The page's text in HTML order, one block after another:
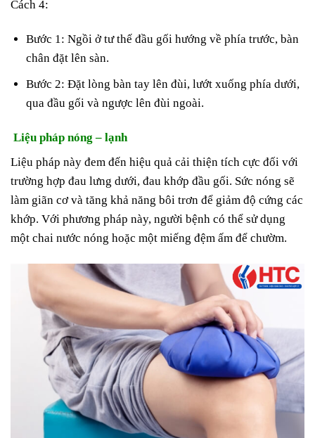
Cách 4:
Bước 1: Ngồi ở tư thế đầu gối hướng về phía trước, bàn
chân đặt lên sàn.
Bước 2: Đặt lòng bàn tay lên đùi, lướt xuống phía dưới,
qua đầu gối và ngược lên đùi ngoài.
Liệu pháp nóng – lạnh
Liệu pháp này đem đến hiệu quả cải thiện tích cực đối với
trường hợp đau lưng dưới, đau khớp đầu gối. Sức nóng sẽ
làm giãn cơ và tăng khả năng bôi trơn để giảm độ cứng các
khớp. Với phương pháp này, người bệnh có thể sử dụng
một chai nước nóng hoặc một miếng đệm ấm để chườm.